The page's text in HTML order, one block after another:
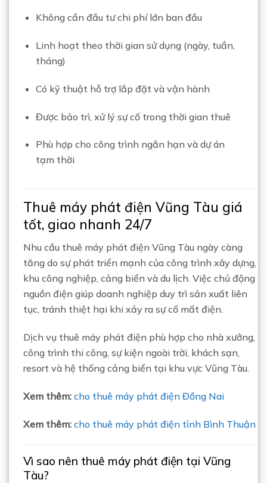
Không cần đầu tư chi phí lớn ban đầu
Linh hoạt theo thời gian sử dụng (ngày, tuần,
tháng)
Có kỹ thuật hỗ trợ lắp đặt và vận hành
Được bảo trì, xử lý sự cố trong thời gian thuê
Phù hợp cho công trình ngắn hạn và dự án
tạm thời
Thuê máy phát điện Vũng Tàu giá
tốt, giao nhanh 24/7
Nhu cầu thuê máy phát điện Vũng Tàu ngày càng
tăng do sự phát triển mạnh của công trình xây dựng,
khu công nghiệp, cảng biển và du lịch. Việc chủ động
nguồn điện giúp doanh nghiệp duy trì sản xuất liên
tục, tránh thiệt hại khi xảy ra sự cố mất điện.
Dịch vụ thuê máy phát điện phù hợp cho nhà xưởng,
công trình thi công, sự kiện ngoài trời, khách sạn,
resort và hệ thống cảng biển tại khu vực Vũng Tàu.
Xem thêm: cho thuê máy phát điện Đồng Nai
Xem thêm: cho thuê máy phát điện tỉnh Bình Thuận
Vì sao nên thuê máy phát điện tại Vũng
Tàu?